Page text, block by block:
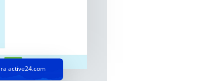
active24.com